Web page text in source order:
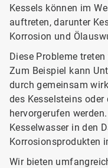
Kessels können im
auftreten, darunter
Korrosion und
Diese Probleme
Zum Beispiel kann
durch gemeinsam
des Kesselsteins
hervorgerufen
Kesselwasser in den
Korrosionsprodukten
Wir bieten